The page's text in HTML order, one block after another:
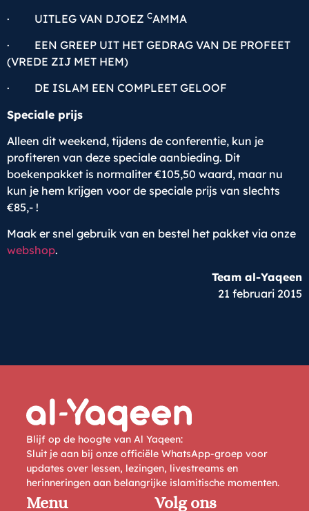
· UITLEG VAN DJOEZ CAMMA
· EEN GREEP UIT HET GEDRAG VAN DE PROFEET
(VREDE ZIJ MET HEM)
· DE ISLAM EEN COMPLEET GELOOF
Speciale prijs
Alleen dit weekend, tijdens de conferentie, kun je
profiteren van deze speciale aanbieding. Dit
boekenpakket is normaliter €105,50 waard, maar nu
kun je hem krijgen voor de speciale prijs van slechts
€85,- !
Maak er snel gebruik van en bestel het pakket via onze
webshop.
Team al-Yaqeen
21 februari 2015
Blijf op de hoogte van Al Yaqeen:
Sluit je aan bij onze officiële WhatsApp-groep voor
updates over lessen, lezingen, livestreams en
herinneringen aan belangrijke islamitische momenten.
Menu Volg ons